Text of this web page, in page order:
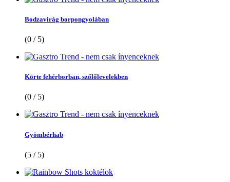
Bodzavirág borpongyolában
(0 / 5)
Körte fehérborban, szőlőlevelekben
(0 / 5)
Gyömbérhab
(5 / 5)